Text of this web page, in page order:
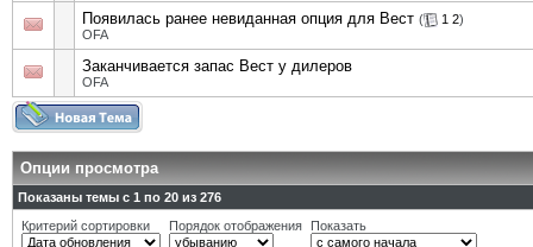
Появилась ранее невиданная опция для Вест ( 1 2)
OFA
Заканчивается запас Вест у дилеров
OFA
Опции просмотра
Показаны темы с 1 по 20 из 276
Критерий сортировки
Порядок отображения Показать